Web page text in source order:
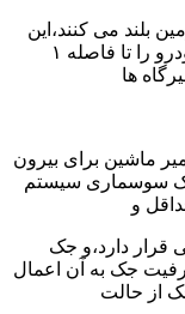
بلند می کنند،این
درحالی است که جک سوسماری می تواند خودرو را تا فاصله ۱
ها
ماشین برای بیرون
سوسماری سیستم
و
قرار دارد،و جک
جک به آن اعمال
از حالت